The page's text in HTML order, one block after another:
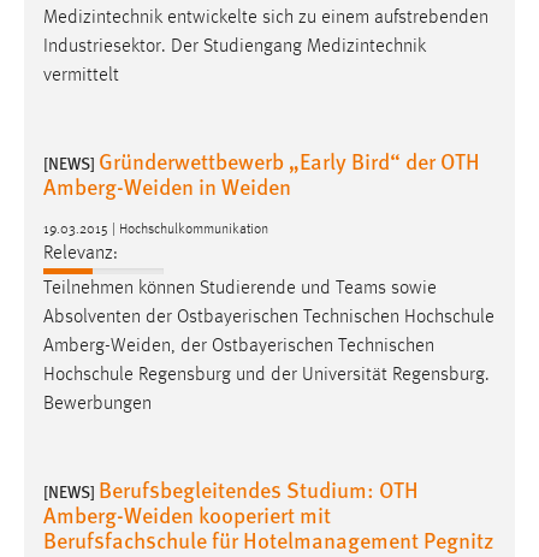
Medizintechnik entwickelte sich zu einem aufstrebenden
Industriesektor. Der Studiengang Medizintechnik
vermittelt
[NEWS] Gründerwettbewerb „Early Bird“ der OTH
Amberg-Weiden in Weiden
19.03.2015 | Hochschulkommunikation
Relevanz:
Teilnehmen können Studierende und Teams sowie
Absolventen der Ostbayerischen Technischen Hochschule
Amberg-Weiden, der Ostbayerischen Technischen
Hochschule Regensburg und der Universität Regensburg.
Bewerbungen
[NEWS] Berufsbegleitendes Studium: OTH
Amberg-Weiden kooperiert mit
Berufsfachschule für Hotelmanagement Pegnitz